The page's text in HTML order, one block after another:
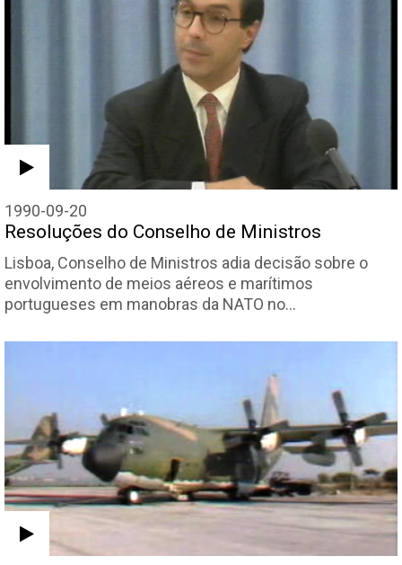
1990-09-20
Resoluções do Conselho de Ministros
Lisboa, Conselho de Ministros adia decisão sobre o
envolvimento de meios aéreos e marítimos
portugueses em manobras da NATO no…